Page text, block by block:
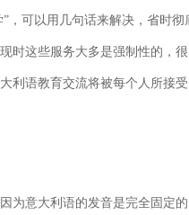
可以用几句话来解决，省时彻
时这些服务大多是强制性的，
利语教育交流将被每个人所接
意大利语的发音是完全固定的